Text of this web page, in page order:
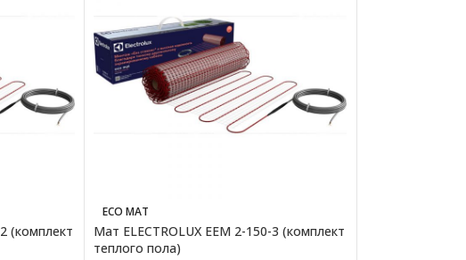
(комплект
ECO MAT
Мат ELECTROLUX EEM 2-150-3 (комплект
теплого пола)